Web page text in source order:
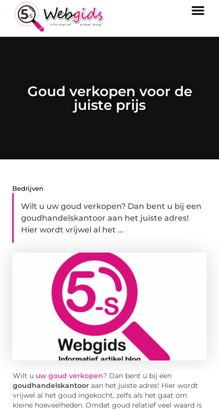
Goud verkopen voor de
juiste prijs
Bedrijven
Wilt u uw goud verkopen? Dan bent u bij een
goudhandelskantoor aan het juiste adres!
Hier wordt vrijwel al het ...
Wilt u uw goud verkopen? Dan bent u bij een
goudhandelskantoor aan het juiste adres! Hier wordt
vrijwel al het goud ingekocht, zelfs als het gaat om
kleine hoeveelheden. Omdat goud relatief veel waard is